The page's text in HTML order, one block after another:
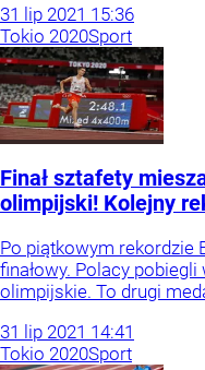
31 lip 2021 15:36
Tokio 2020Sport
Finał sztafety
olimpijski! Kolejny
Po piątkowym rekordzie
finałowy. Polacy
olimpijskie. To drugi
31 lip 2021 14:41
Tokio 2020Sport